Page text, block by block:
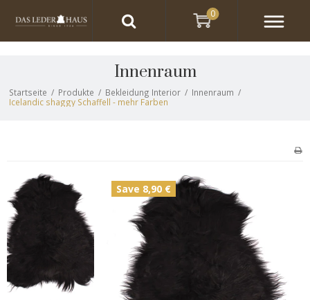
Innenraum
Startseite / Produkte / Bekleidung Interior / Innenraum /
Icelandic shaggy Schaffell - mehr Farben
Save 8,90 €
0